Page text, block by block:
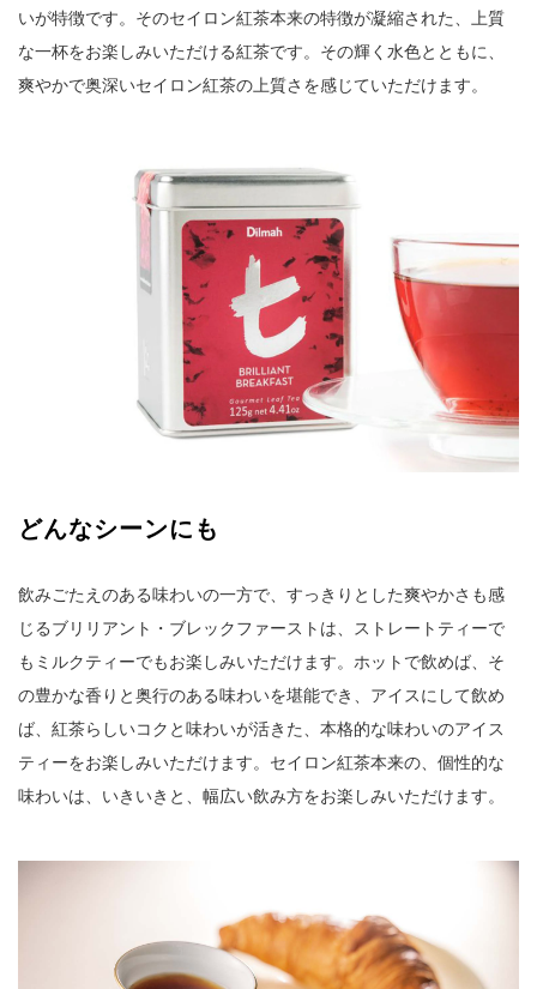
いが特徴です。そのセイロン紅茶本来の特徴が凝縮された、上質
な一杯をお楽しみいただける紅茶です。その輝く水色とともに、
爽やかで奥深いセイロン紅茶の上質さを感じていただけます。
どんなシーンにも
飲みごたえのある味わいの一方で、すっきりとした爽やかさも感
じるブリリアント・ブレックファーストは、ストレートティーで
もミルクティーでもお楽しみいただけます。ホットで飲めば、そ
の豊かな香りと奥行のある味わいを堪能でき、アイスにして飲め
ば、紅茶らしいコクと味わいが活きた、本格的な味わいのアイス
ティーをお楽しみいただけます。セイロン紅茶本来の、個性的な
味わいは、いきいきと、幅広い飲み方をお楽しみいただけます。